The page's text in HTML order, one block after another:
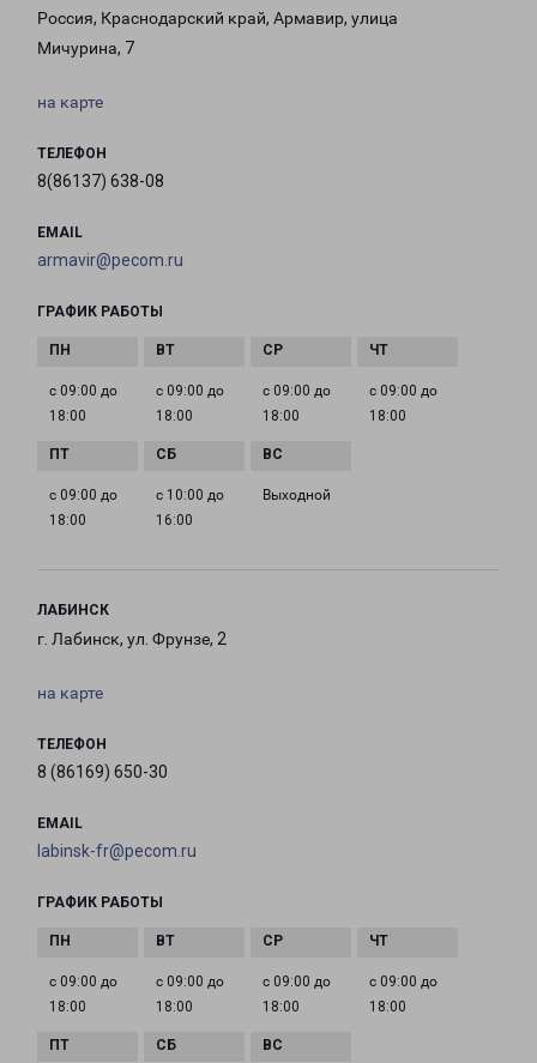
Россия, Краснодарский край, Армавир, улица
Мичурина, 7
на карте
ТЕЛЕФОН
8(86137) 638-08
EMAIL
armavir@pecom.ru
ГРАФИК РАБОТЫ
с 09:00 до
18:00
с 09:00 до
18:00
с 09:00 до
18:00
с 09:00 до
18:00
с 09:00 до
18:00
с 10:00 до
16:00
Выходной
ЛАБИНСК
г. Лабинск, ул. Фрунзе, 2
на карте
ТЕЛЕФОН
8 (86169) 650-30
EMAIL
labinsk-fr@pecom.ru
ГРАФИК РАБОТЫ
с 09:00 до
18:00
с 09:00 до
18:00
с 09:00 до
18:00
с 09:00 до
18:00